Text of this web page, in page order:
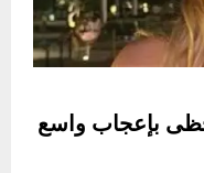
بإعجاب واسع